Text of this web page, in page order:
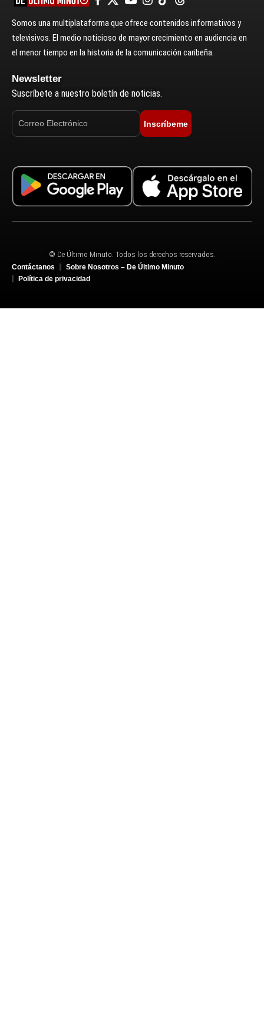
Somos una multiplataforma que ofrece contenidos informativos y
televisivos. El medio noticioso de mayor crecimiento en audiencia en
el menor tiempo en la historia de la comunicación caribeña.
Newsletter
Suscríbete a nuestro boletín de noticias.
Inscríbeme
© De Último Minuto. Todos los derechos reservados.
Contáctanos
Sobre Nosotros – De Último Minuto
Política de privacidad